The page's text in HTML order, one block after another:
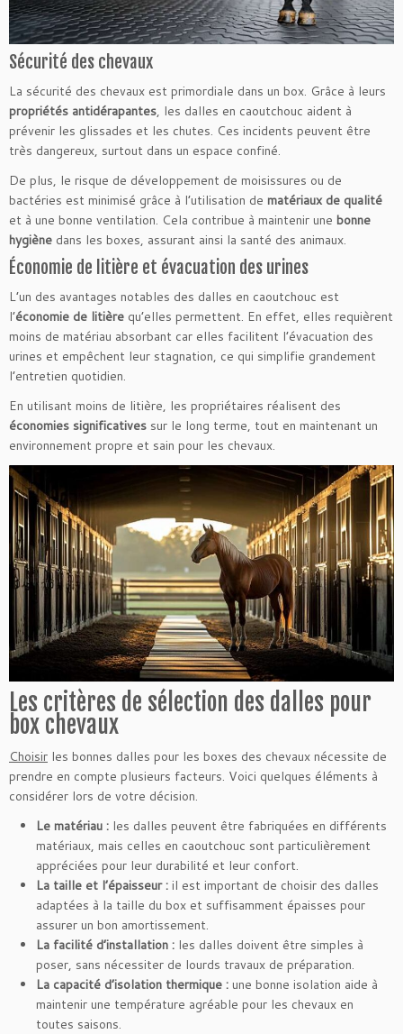
Sécurité des chevaux
La sécurité des chevaux est primordiale dans un box. Grâce à leurs
propriétés antidérapantes, les dalles en caoutchouc aident à
prévenir les glissades et les chutes. Ces incidents peuvent être
très dangereux, surtout dans un espace confiné.
De plus, le risque de développement de moisissures ou de
bactéries est minimisé grâce à l’utilisation de matériaux de qualité
et à une bonne ventilation. Cela contribue à maintenir une bonne
hygiène dans les boxes, assurant ainsi la santé des animaux.
Économie de litière et évacuation des urines
L’un des avantages notables des dalles en caoutchouc est
l’économie de litière qu’elles permettent. En effet, elles requièrent
moins de matériau absorbant car elles facilitent l’évacuation des
urines et empêchent leur stagnation, ce qui simplifie grandement
l’entretien quotidien.
En utilisant moins de litière, les propriétaires réalisent des
économies significatives sur le long terme, tout en maintenant un
environnement propre et sain pour les chevaux.
Les critères de sélection des dalles pour
box chevaux
Choisir les bonnes dalles pour les boxes des chevaux nécessite de
prendre en compte plusieurs facteurs. Voici quelques éléments à
considérer lors de votre décision.
Le matériau : les dalles peuvent être fabriquées en différents
matériaux, mais celles en caoutchouc sont particulièrement
appréciées pour leur durabilité et leur confort.
La taille et l’épaisseur : il est important de choisir des dalles
adaptées à la taille du box et suffisamment épaisses pour
assurer un bon amortissement.
La facilité d’installation : les dalles doivent être simples à
poser, sans nécessiter de lourds travaux de préparation.
La capacité d’isolation thermique : une bonne isolation aide à
maintenir une température agréable pour les chevaux en
toutes saisons.